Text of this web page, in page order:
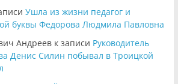
Ушла из жизни педагог и
буквы Федорова Людмила Павловна
Андреевк записи Руководитель
Денис Силин побывал в Троицкой